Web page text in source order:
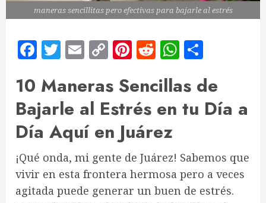
maneras sencillitas pero efectivas para bajarle al estrés
Facebook
Twitter
EmailCopy
Link
Pinterest
RedditWhatsApp
10 Maneras Sencillas de
Bajarle al Estrés en tu Día a
Día Aquí en Juárez
¡Qué onda, mi gente de Juárez! Sabemos que
vivir en esta frontera hermosa pero a veces
agitada puede generar un buen de estrés.